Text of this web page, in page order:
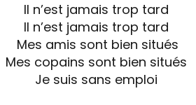
Il n’est jamais trop tard
Il n’est jamais trop tard
Mes amis sont bien situés
Mes copains sont bien situés
Je suis sans emploi